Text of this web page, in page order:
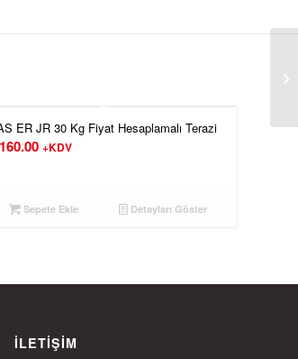
ER JR 30 Kg Fiyat Hesaplamalı Terazi
+KDV
Sepete Ekle Detayları Göster
İLETIŞIM